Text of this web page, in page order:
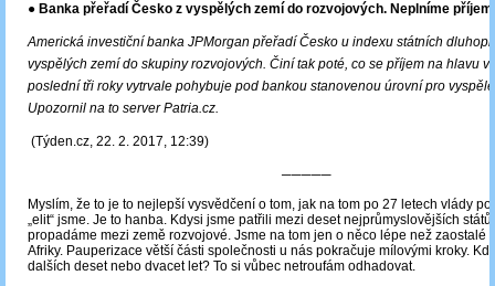
● Banka přeřadí Česko z vyspělých zemí do rozvojových. Neplníme
Americká investiční banka JPMorgan přeřadí Česko u indexu státních
vyspělých zemí do skupiny rozvojových. Činí tak poté, co se příjem na hlavu v
poslední tři roky vytrvale pohybuje pod bankou stanovenou úrovní pro
Upozornil na to server Patria.cz.
(Týden.cz, 22. 2. 2017, 12:39)
─────
Myslím, že to je to nejlepší vysvědčení o tom, jak na tom po 27 letech vlády
„elit“ jsme. Je to hanba. Kdysi jsme patřili mezi deset nejprůmyslovějších
propadáme mezi země rozvojové. Jsme na tom jen o něco lépe než zaostalé
Afriky. Pauperizace větší části společnosti u nás pokračuje mílovými kroky.
dalších deset nebo dvacet let? To si vůbec netroufám odhadovat.